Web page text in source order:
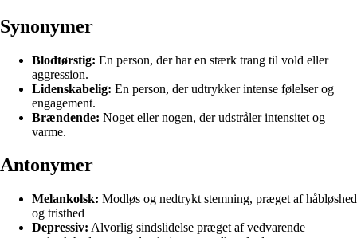
Synonymer
Blodtørstig: En person, der har en stærk trang til vold eller
aggression.
Lidenskabelig: En person, der udtrykker intense følelser og
engagement.
Brændende: Noget eller nogen, der udstråler intensitet og
varme.
Antonymer
Melankolsk: Modløs og nedtrykt stemning, præget af håbløshed
og tristhed
Depressiv: Alvorlig sindslidelse præget af vedvarende